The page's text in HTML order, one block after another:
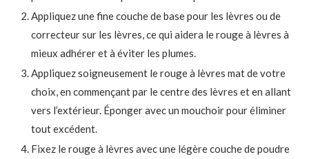
Appliquez une fine couche de base pour les lèvres ou de
correcteur sur les lèvres, ce qui aidera le rouge à lèvres à
mieux adhérer et à éviter les plumes.
Appliquez soigneusement le rouge à lèvres mat de votre
choix, en commençant par le centre des lèvres et en allant
vers l’extérieur. Éponger avec un mouchoir pour éliminer
tout excédent.
Fixez le rouge à lèvres avec une légère couche de poudre